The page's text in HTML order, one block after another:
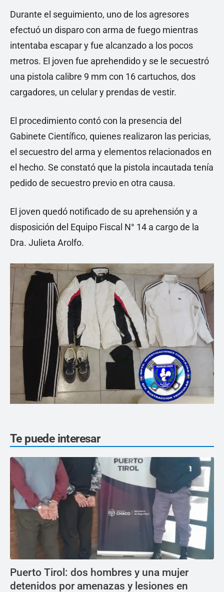
Durante el seguimiento, uno de los agresores
efectuó un disparo con arma de fuego mientras
intentaba escapar y fue alcanzado a los pocos
metros. El joven fue aprehendido y se le secuestró
una pistola calibre 9 mm con 16 cartuchos, dos
cargadores, un celular y prendas de vestir.
El procedimiento contó con la presencia del
Gabinete Científico, quienes realizaron las pericias,
el secuestro del arma y elementos relacionados en
el hecho. Se constató que la pistola incautada tenía
pedido de secuestro previo en otra causa.
El joven quedó notificado de su aprehensión y a
disposición del Equipo Fiscal N° 14 a cargo de la
Dra. Julieta Arolfo.
Te puede interesar
Puerto Tirol: dos hombres y una mujer
detenidos por amenazas y lesiones en